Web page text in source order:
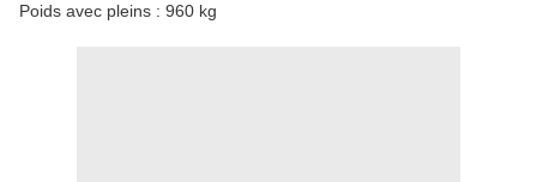
Poids avec pleins : 960 kg